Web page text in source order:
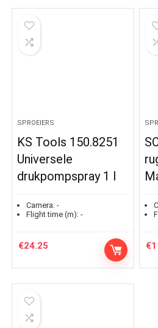
SPROEIERS
KS Tools 150.8251
Universele
drukpompspray 1 l
Camera: -
Flight time (m): -
€24.25 €